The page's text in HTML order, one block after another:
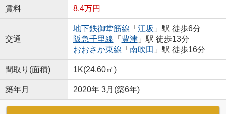
賃料 8.4万円
交通
地下鉄御堂筋線 「 江坂 」駅 徒歩6分
阪急千里線 「 豊津」駅 徒歩13分
おおさか東線 「 南吹田 」駅 徒歩16分
間取り(面積) 1K(24.60㎡)
築年月 2020年 3月(築6年)